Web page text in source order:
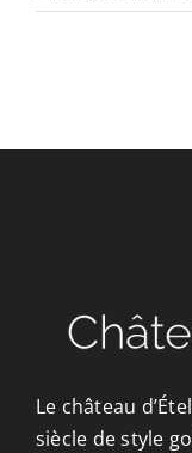
Le château
siècle de style